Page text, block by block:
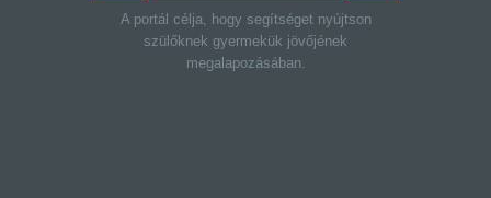
A portál célja, hogy segítséget nyújtson
szülőknek gyermekük jövőjének
megalapozásában.